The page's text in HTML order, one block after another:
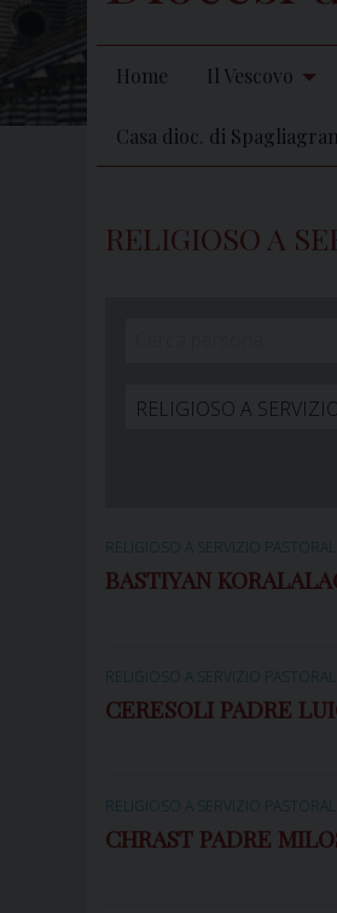
Home Il Vescovo
Casa dioc. di
RELIGIOSO A
RELIGIOSO A SERVIZIO PASTORALE
BASTIYAN
RELIGIOSO A SERVIZIO PASTORALE
CERESOLI PADRE
RELIGIOSO A SERVIZIO PASTORALE
CHRAST PADRE